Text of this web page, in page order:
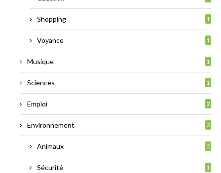
Shopping 1
Voyance 1
Musique 1
Sciences 1
Emploi 2
Environnement 3
Animaux 2
Sécurité 1